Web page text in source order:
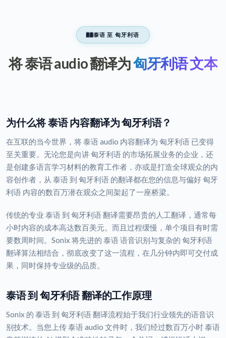
泰语 至 匈牙利语
将 泰语 audio 翻译为匈牙利语 文本
为什么将 泰语 内容翻译为 匈牙利语？
在互联的当今世界，将 泰语 audio 内容翻译为 匈牙利语 已变得
至关重要。无论您是向讲 匈牙利语 的市场拓展业务的企业，还
是创建多语言学习材料的教育工作者，亦或是打造全球观众的内
容创作者，从 泰语 到 匈牙利语 的翻译都在您的信息与偏好 匈牙
利语 内容的数百万潜在观众之间架起了一座桥梁。
传统的专业 泰语 到 匈牙利语 翻译需要昂贵的人工翻译，通常每
小时内容的成本高达数百美元。而且过程缓慢，单个项目有时需
要数周时间。Sonix 将先进的 泰语 语音识别与复杂的 匈牙利语
翻译算法相结合，彻底改变了这一流程，在几分钟内即可交付成
果，同时保持专业级的品质。
泰语 到 匈牙利语 翻译的工作原理
Sonix 的 泰语 到 匈牙利语 翻译流程始于我们行业领先的语音识
别技术。当您上传 泰语 audio 文件时，我们经过数百万小时 泰语